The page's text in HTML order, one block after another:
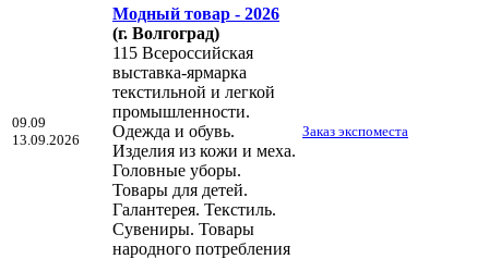
09.09
13.09.2026
Модный товар - 2026
(г. Волгоград)
115 Всероссийская
выставка-ярмарка
текстильной и легкой
промышленности.
Одежда и обувь.
Изделия из кожи и меха.
Головные уборы.
Товары для детей.
Галантерея. Текстиль.
Сувениры. Товары
народного потребления
Заказ экспоместа